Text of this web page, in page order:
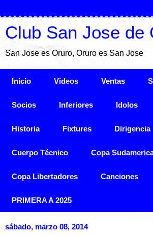
Club San Jose de
San Jose es Oruro, Oruro es San Jose
Inicio Videos Ventas
Socios Inferiores Idolos
Historia Fixtures Dirigencia
Cuerpo Técnico Copa
Copa Libertadores Canciones
PRIMERA A 2025
sábado, marzo 08, 2014